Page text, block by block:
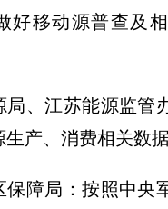
好移动源普查及
局、江苏能源监管
产、消费相关数据
保障局：按照中央